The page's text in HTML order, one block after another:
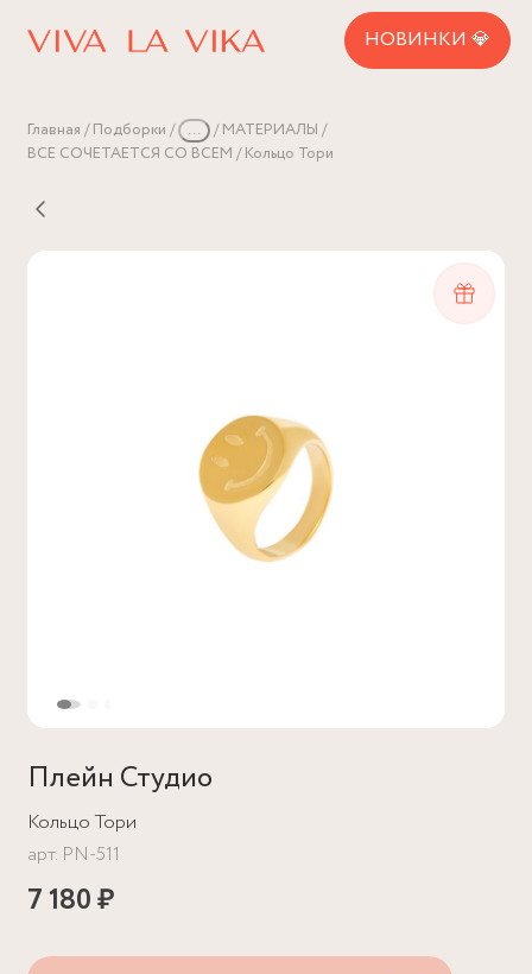
НОВИНКИ 💎
Главная Подборки ...
МАТЕРИАЛЫ
ВСЕ СОЧЕТАЕТСЯ СО ВСЕМ
Кольцо Тори
Плейн Студио
Кольцо Тори
арт. PN-511
7 180 ₽